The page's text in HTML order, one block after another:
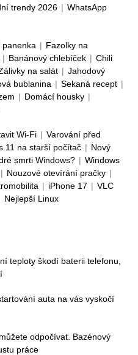
trendy 2026 | WhatsApp
panenka | Fazolky na
| Banánový chlebíček | Chili
na salát | Jahodový
bublanina | Sekaná recept |
| Domácí housky |
Wi-Fi | Varování před
11 na starší počítač | Nový
smrti Windows? | Windows
| Nouzové otevírání pračky |
| iPhone 17 | VLC
Nejlepší Linux
teploty škodí baterii telefonu,
auta na vás vyskočí
odpočívat. Bazénový
práce